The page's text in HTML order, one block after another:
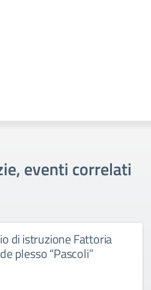
eventi correlati
di istruzione Fattoria
plesso “Pascoli”